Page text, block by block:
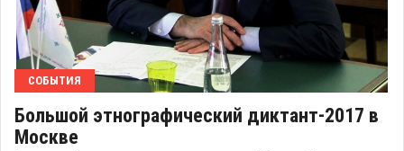
СОБЫТИЯ
Большой этнографический диктант-2017 в
Москве